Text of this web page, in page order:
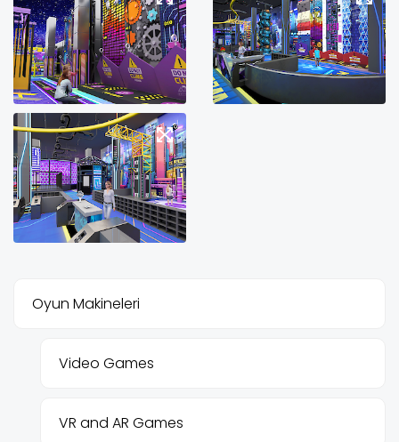
Oyun Makineleri
Video Games
VR and AR Games